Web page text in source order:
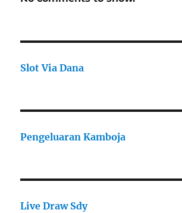
Slot Via Dana
Pengeluaran Kamboja
Live Draw Sdy